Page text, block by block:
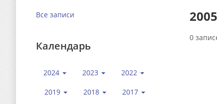
Все записи
Календарь
2024 2023 2022
2019 2018 2017
0